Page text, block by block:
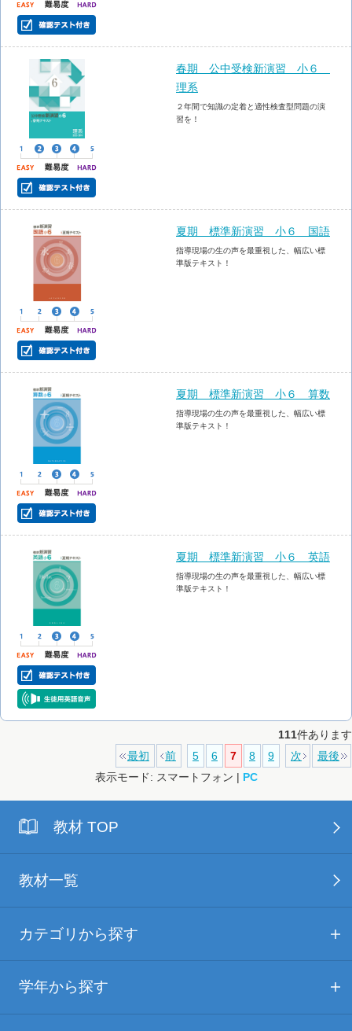
春期 公中受検新演習 小６
理系
２年間で知識の定着と適性検査型問題の演
習を！
夏期 標準新演習 小６ 国語
指導現場の生の声を最重視した、幅広い標
準版テキスト！
夏期 標準新演習 小６ 算数
指導現場の生の声を最重視した、幅広い標
準版テキスト！
夏期 標準新演習 小６ 英語
指導現場の生の声を最重視した、幅広い標
準版テキスト！
111件あります
最初
前 5 6 7 8 9 次
最後
表示モード: スマートフォン | PC
教材 TOP
教材一覧
カテゴリから探す
学年から探す